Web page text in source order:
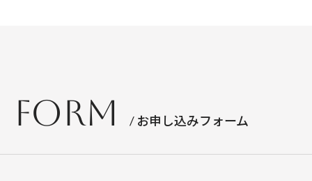
FORM / お申し込みフォーム